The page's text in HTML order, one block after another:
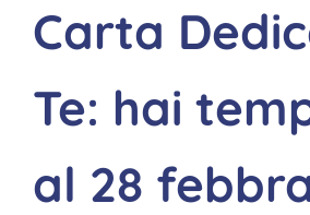
Carta
Te: hai
al 28